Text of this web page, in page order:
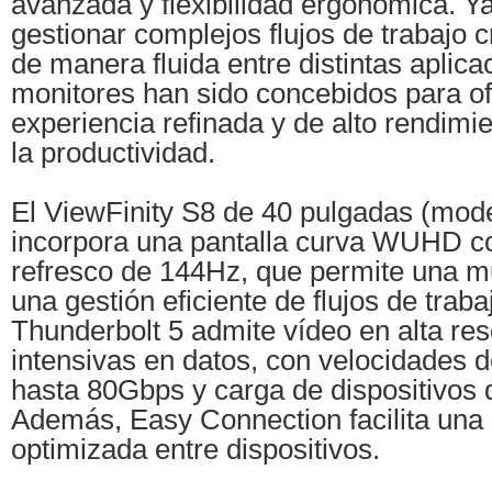
gestionar complejos flujos de trabajo
de manera fluida entre distintas
monitores han sido concebidos para
experiencia refinada y de alto
la productividad.
El ViewFinity S8 de 40 pulgadas
incorpora una pantalla curva WUHD
refresco de 144Hz, que permite una
una gestión eficiente de flujos de
Thunderbolt 5 admite vídeo en alta
intensivas en datos, con velocidades
hasta 80Gbps y carga de dispositivos
Además, Easy Connection facilita
optimizada entre dispositivos.